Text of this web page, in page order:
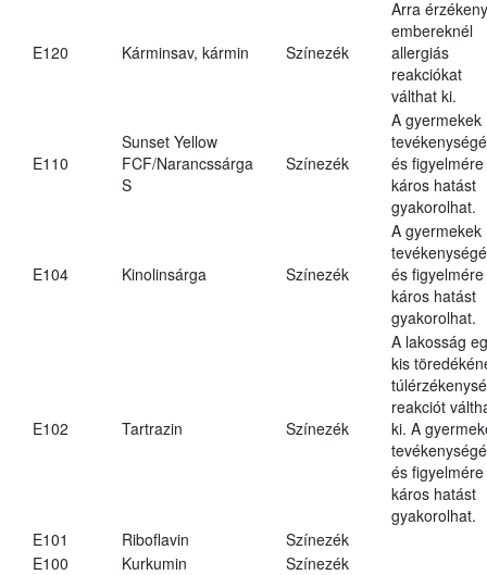
E120 Kárminsav, kármin Színezék
Arra érzékeny
embereknél
allergiás
reakciókat
válthat ki.
E110
Sunset Yellow
FCF/Narancssárga
S
Színezék
A gyermekek
és figyelmére
káros hatást
gyakorolhat.
E104 Kinolinsárga Színezék
A gyermekek
és figyelmére
káros hatást
gyakorolhat.
E102 Tartrazin Színezék
A lakosság
kis
reakciót
ki. A
és figyelmére
káros hatást
gyakorolhat.
E101
Riboflavin
Színezék
E100
Kurkumin Színezék